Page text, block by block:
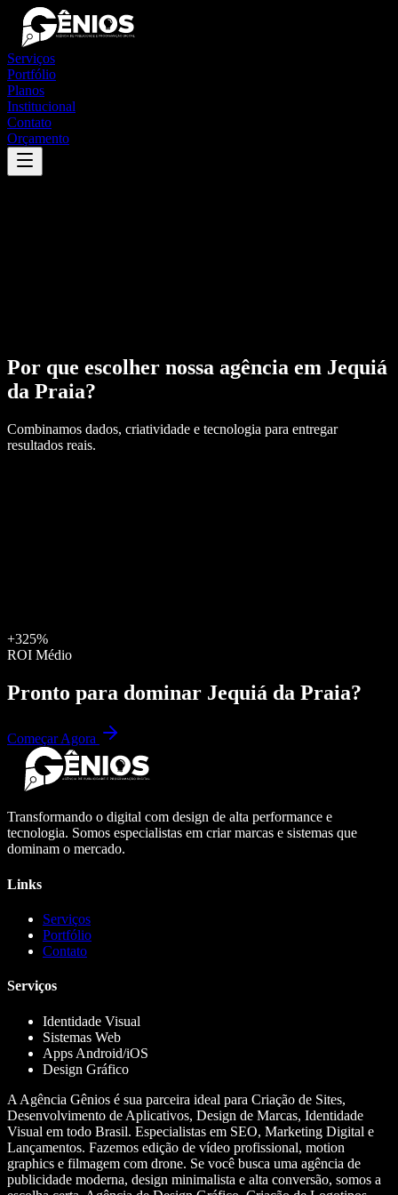
Serviços
Portfólio
Planos
Institucional
Contato
Orçamento
Por que escolher nossa agência em Jequiá
da Praia?
Combinamos dados, criatividade e tecnologia para entregar
resultados reais.
+325%
ROI Médio
Pronto para dominar Jequiá da Praia?
Começar Agora
Transformando o digital com design de alta performance e
tecnologia. Somos especialistas em criar marcas e sistemas que
dominam o mercado.
Links
Serviços
Portfólio
Contato
Serviços
Identidade Visual
Sistemas Web
Apps Android/iOS
Design Gráfico
A Agência Gênios é sua parceira ideal para Criação de Sites,
Desenvolvimento de Aplicativos, Design de Marcas, Identidade
Visual em todo Brasil. Especialistas em SEO, Marketing Digital e
Lançamentos. Fazemos edição de vídeo profissional, motion
graphics e filmagem com drone. Se você busca uma agência de
publicidade moderna, design minimalista e alta conversão, somos a